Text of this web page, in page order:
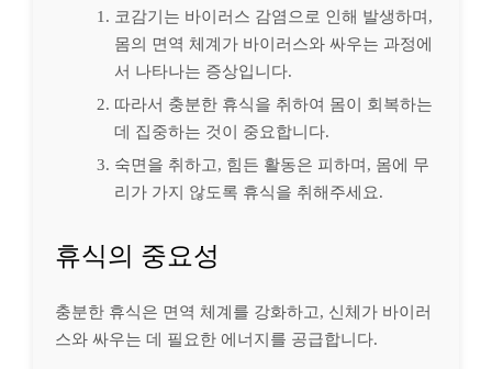
코감기는 바이러스 감염으로 인해 발생하며,
몸의 면역 체계가 바이러스와 싸우는 과정에
서 나타나는 증상입니다.
따라서 충분한 휴식을 취하여 몸이 회복하는
데 집중하는 것이 중요합니다.
숙면을 취하고, 힘든 활동은 피하며, 몸에 무
리가 가지 않도록 휴식을 취해주세요.
휴식의 중요성
충분한 휴식은 면역 체계를 강화하고, 신체가 바이러
스와 싸우는 데 필요한 에너지를 공급합니다.